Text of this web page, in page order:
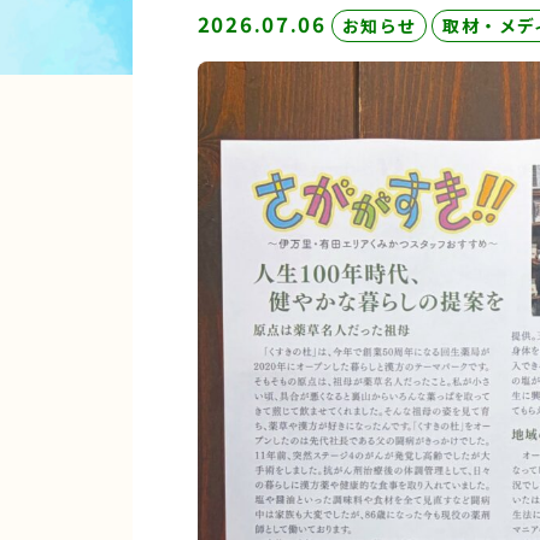
2026.07.06 お知らせ 取材・メ